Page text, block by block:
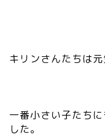
キリンさんたちは元
一番小さい子たち
した。